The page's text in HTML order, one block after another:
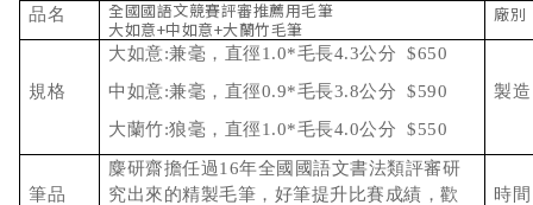
品名
全國國語文競賽評審推薦用毛筆
大如意+中如意+大蘭竹毛筆
廠別
規格
大如意:兼毫，直徑1.0*毛長4.3公分 $650
中如意:兼毫，直徑0.9*毛長3.8公分 $590
大蘭竹:狼毫，直徑1.0*毛長4.0公分 $550
製造
筆品
麋研齋擔任過16年全國國語文書法類評審研
究出來的精製毛筆，好筆提升比賽成績，歡
時間